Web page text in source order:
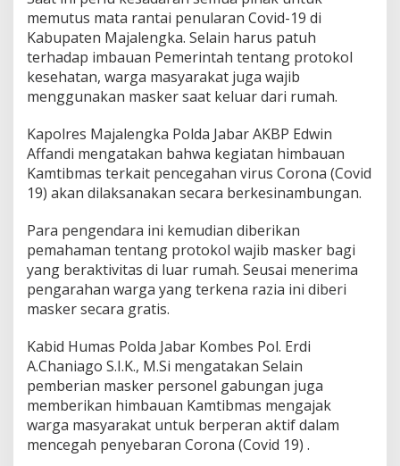
K
o
r
a
m
i
B
a
g
k
n
M
a
k
K
e
a
d
a
P
memutus mata rantai penularan Covid-19 di
Kabupaten Majalengka. Selain harus patuh
terhadap imbauan Pemerintah tentang protokol
kesehatan, warga masyarakat juga wajib
menggunakan masker saat keluar dari rumah.
Kapolres Majalengka Polda Jabar AKBP Edwin
Affandi mengatakan bahwa kegiatan himbauan
Kamtibmas terkait pencegahan virus Corona (Covid
19) akan dilaksanakan secara berkesinambungan.
Para pengendara ini kemudian diberikan
pemahaman tentang protokol wajib masker bagi
yang beraktivitas di luar rumah. Seusai menerima
pengarahan warga yang terkena razia ini diberi
masker secara gratis.
Kabid Humas Polda Jabar Kombes Pol. Erdi
A.Chaniago S.I.K., M.Si mengatakan Selain
pemberian masker personel gabungan juga
memberikan himbauan Kamtibmas mengajak
warga masyarakat untuk berperan aktif dalam
mencegah penyebaran Corona (Covid 19) .